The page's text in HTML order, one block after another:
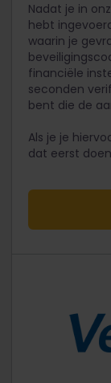
Nadat je in
hebt
waarin je
financiële
seconden
bent die de
Als je je
dat eerst